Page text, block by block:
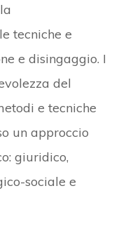
tecniche e
e disingaggio. I
del
e tecniche
un approccio
giuridico,
sociale e